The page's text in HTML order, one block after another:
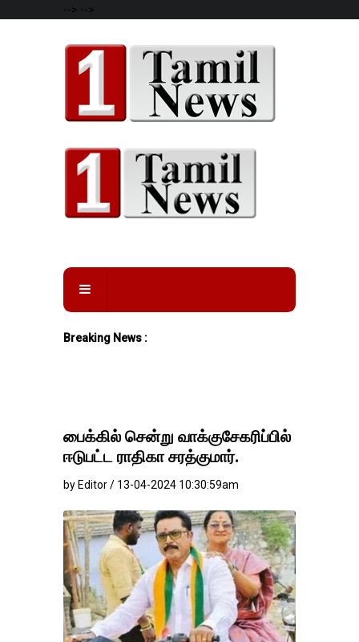
--> -->
Breaking News :
பைக்கில் சென்று வாக்குசேகரிப்பில்
ஈடுபட்ட ராதிகா சரத்குமார்.
by Editor / 13-04-2024 10:30:59am